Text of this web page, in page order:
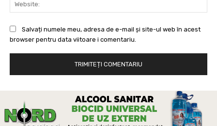
Salvați numele meu, adresa de e-mail și site-ul web în acest
browser pentru data viitoare i comentariu.